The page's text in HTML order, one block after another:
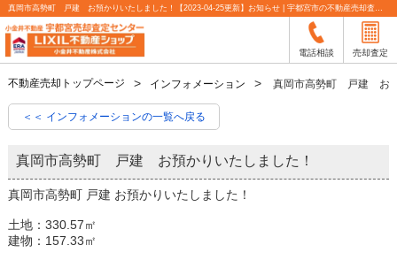
真岡市高勢町 戸建 お預かりいたしました！【2023-04-25更新】お知らせ | 宇都宮市の不動産売却査定なら小金井不動産
電話相談 売却査定
不動産売却トップページ インフォメーション 真岡市高勢町 戸建 お
＜＜ インフォメーションの一覧へ戻る
真岡市高勢町 戸建 お預かりいたしました！
真岡市高勢町 戸建 お預かりいたしました！
土地：330.57㎡
建物：157.33㎡